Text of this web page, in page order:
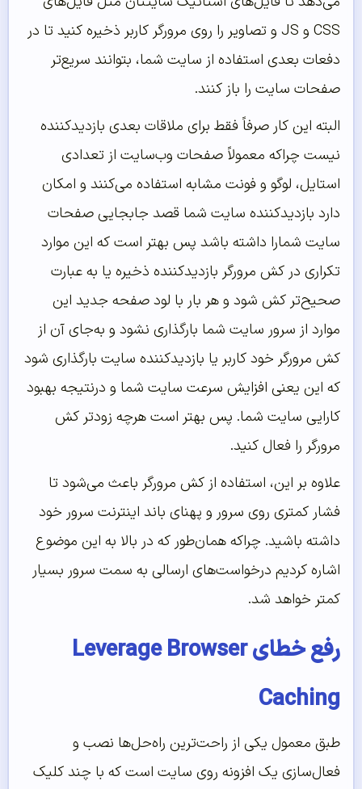
CSS و JS و تصاویر را روی مرورگر کاربر ذخیره کنید تا در
دفعات بعدی استفاده از سایت شما، بتوانند سریع‌‌تر
صفحات سایت را باز کنند.
البته این کار صرفاً فقط برای ملاقات بعدی بازدیدکننده
نیست چراکه معمولاً صفحات وب‌سایت از تعدادی
استایل، لوگو و فونت مشابه استفاده می‌کنند و امکان
دارد بازدیدکننده سایت شما قصد جابجایی صفحات
سایت شمارا داشته باشد پس بهتر است که این موارد
تکراری در کش مرورگر بازدیدکننده ذخیره یا به عبارت
صحیح‌تر کش شود و هر بار با لود صفحه جدید این
موارد از سرور سایت شما بارگذاری نشود و به‌جای آن از
کش مرورگر خود کاربر یا بازدیدکننده سایت بارگذاری شود
که این یعنی افزایش سرعت سایت شما و درنتیجه بهبود
کارایی سایت شما. پس بهتر است هرچه زودتر کش
مرورگر را فعال کنید.
علاوه بر این، استفاده از کش مرورگر باعث می‌شود تا
فشار کمتری روی سرور و پهنای باند اینترنت سرور خود
داشته باشید. چراکه همان‌طور که در بالا به این موضوع
اشاره کردیم درخواست‌های ارسالی به سمت سرور بسیار
کمتر خواهد شد.
رفع خطای Leverage Browser
Caching
طبق معمول یکی از راحت‌ترین راه‌حل‌ها نصب و
فعال‌سازی یک افزونه روی سایت است که با چند کلیک